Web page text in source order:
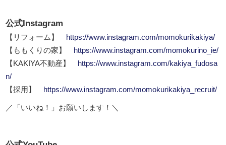
公式Instagram
【リフォーム】
https://www.instagram.com/momokurikakiya/
【ももくりの家】
https://www.instagram.com/momokurino_ie/
【KAKIYA不動産】
https://www.instagram.com/kakiya_fudosa
n/
【採用】
https://www.instagram.com/momokurikakiya_recruit/
／「いいね！」お願いします！＼